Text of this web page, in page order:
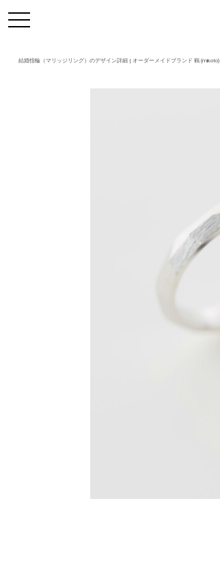
結婚指輪（マリッジリング）のデザイン詳細 | オーダーメイドブランド 鶴 (mikoto)
toggle
navigation